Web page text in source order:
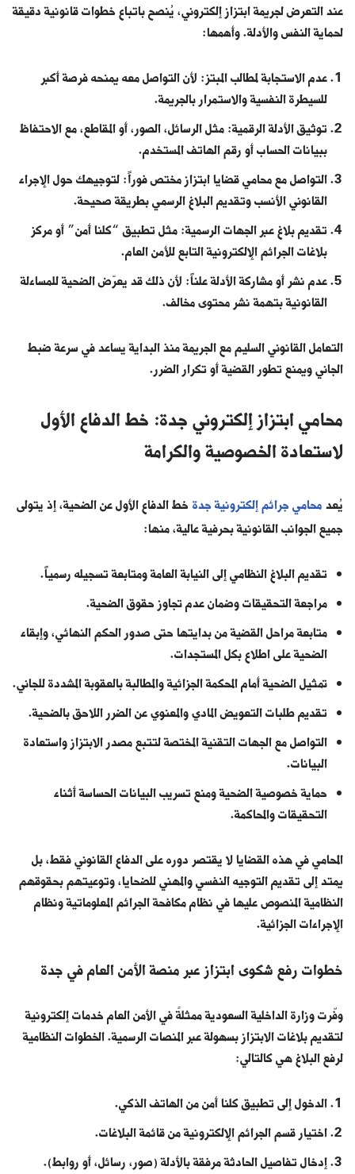
عند التعرض لجريمة ابتزاز إلكتروني، يُنصح باتباع خطوات قانونية دقيقة
لحماية النفس والأدلة. وأهمها:
عدم الاستجابة لمطالب المبتز: لأن التواصل معه يمنحه فرصة أكبر
للسيطرة النفسية والاستمرار بالجريمة.
توثيق الأدلة الرقمية: مثل الرسائل، الصور، أو المقاطع، مع الاحتفاظ
ببيانات الحساب أو رقم الهاتف المستخدم.
التواصل مع محامي قضايا ابتزاز مختص فوراً: لتوجيهك حول الإجراء
القانوني الأنسب وتقديم البلاغ الرسمي بطريقة صحيحة.
تقديم بلاغ عبر الجهات الرسمية: مثل تطبيق “كلنا أمن” أو مركز
بلاغات الجرائم الإلكترونية التابع للأمن العام.
عدم نشر أو مشاركة الأدلة علناً: لأن ذلك قد يعرّض الضحية للمساءلة
القانونية بتهمة نشر محتوى مخالف.
التعامل القانوني السليم مع الجريمة منذ البداية يساعد في سرعة ضبط
الجاني ويمنع تطور القضية أو تكرار الضرر.
محامي ابتزاز إلكتروني جدة: خط الدفاع الأول
لاستعادة الخصوصية والكرامة
يُعدمحامي جرائم إلكترونية جدة خط الدفاع الأول عن الضحية، إذ يتولى
جميع الجوانب القانونية بحرفية عالية، منها:
تقديم البلاغ النظامي إلى النيابة العامة ومتابعة تسجيله رسمياً.
مراجعة التحقيقات وضمان عدم تجاوز حقوق الضحية.
متابعة مراحل القضية من بدايتها حتى صدور الحكم النهائي، وإبقاء
الضحية على اطلاع بكل المستجدات.
تمثيل الضحية أمام المحكمة الجزائية والمطالبة بالعقوبة المشددة للجاني.
تقديم طلبات التعويض المادي والمعنوي عن الضرر اللاحق بالضحية.
التواصل مع الجهات التقنية المختصة لتتبع مصدر الابتزاز واستعادة
البيانات.
حماية خصوصية الضحية ومنع تسريب البيانات الحساسة أثناء
التحقيقات والمحاكمة.
المحامي في هذه القضايا لا يقتصر دوره على الدفاع القانوني فقط، بل
يمتد إلى تقديم التوجيه النفسي والمهني للضحايا، وتوعيتهم بحقوقهم
النظامية المنصوص عليها في نظام مكافحة الجرائم المعلوماتية ونظام
الإجراءات الجزائية.
خطوات رفع شكوى ابتزاز عبر منصة الأمن العام في جدة
وفّرت وزارة الداخلية السعودية ممثلةً في الأمن العام خدمات إلكترونية
لتقديم بلاغات الابتزاز بسهولة عبر المنصات الرسمية. الخطوات النظامية
لرفع البلاغ هي كالتالي:
الدخول إلى تطبيق كلنا أمن من الهاتف الذكي.
اختيار قسم الجرائم الإلكترونية من قائمة البلاغات.
إدخال تفاصيل الحادثة مرفقة بالأدلة (صور، رسائل، أو روابط).